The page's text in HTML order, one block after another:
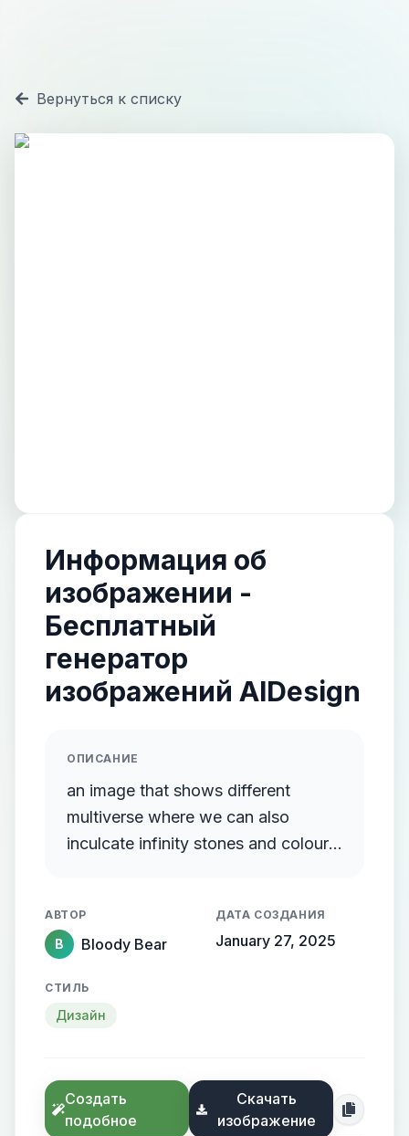
Вернуться к списку
Информация об
изображении -
Бесплатный
генератор
изображений AIDesign
ОПИСАНИЕ
an image that shows different
multiverse where we can also
inculcate infinity stones and colour
АВТОР
B Bloody Bear
ДАТА СОЗДАНИЯ
January 27, 2025
СТИЛЬ
Дизайн
Создать
подобное
Скачать
изображение